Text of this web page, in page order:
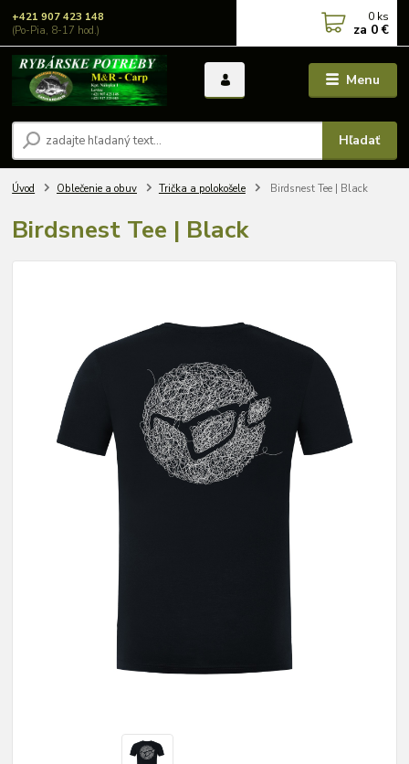
Menu
Hľadať
+421 907 423 148
(Po-Pia, 8-17 hod.)
0 ks
za 0 €
Úvod Oblečenie a obuv Trička a polokošele Birdsnest Tee | Black
Birdsnest Tee | Black